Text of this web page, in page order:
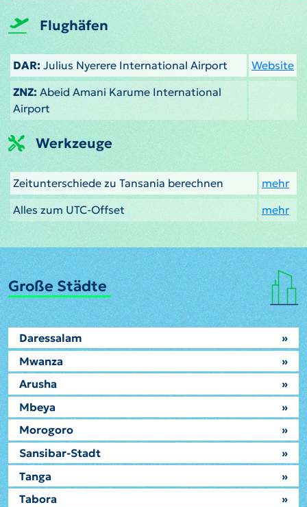
Flughäfen
DAR: Julius Nyerere International Airport
Website
ZNZ:Abeid Amani Karume International
Airport
Werkzeuge
Zeitunterschiede zu Tansania berechnen
mehr
Alles zum UTC-Offset
mehr
Große Städte
Daressalam
»
Mwanza
»
Arusha
»
Mbeya
»
Morogoro
»
Sansibar-Stadt
»
Tanga
»
Tabora
»